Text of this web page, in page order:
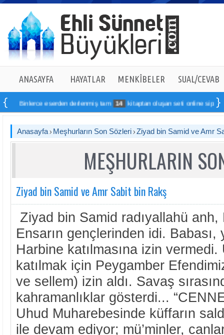
ANASAYFA HAYATLAR MENKÎBELER SUAL/CEVAB
Binlerce eserden derlenmiş tam 14 kitaptan oluşan seti online sipariş
Anasayfa Meşhurların Son Sözleri Ziyad bin Samid ve Amr
MEŞHURLARIN
Ziyad bin Samid ve Amr Sabit bin Rakş
Ziyad bin Samid radıyallahü anh,
Ensarın gençlerinden idi.
Harbine katılmasına izin
katılmak için Peygamber
ve sellem) izin aldı. Savaş
kahramanlıklar gösterdi...
Uhud Muharebesinde küffarın
ile devam ediyor; mü’minler,